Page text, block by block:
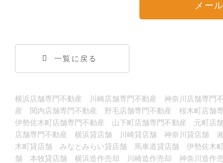
メー
一覧に戻る
横浜店舗専門不動産 川崎店舗専門不動産 神奈川店舗専門
産 関内店舗専門不動産 野毛店舗専門不動産 桜木町店舗
伊勢佐木町店舗専門不動産 山下町店舗専門不動産 元町
店舗専門不動産 横浜貸店舗 川崎貸店舗 神奈川貸店舗
木町貸店舗 みなとみらい貸店舗 馬車道貸店舗 伊勢佐
舗 本牧貸店舗 横浜造作売却 川崎造作売却 神奈川造